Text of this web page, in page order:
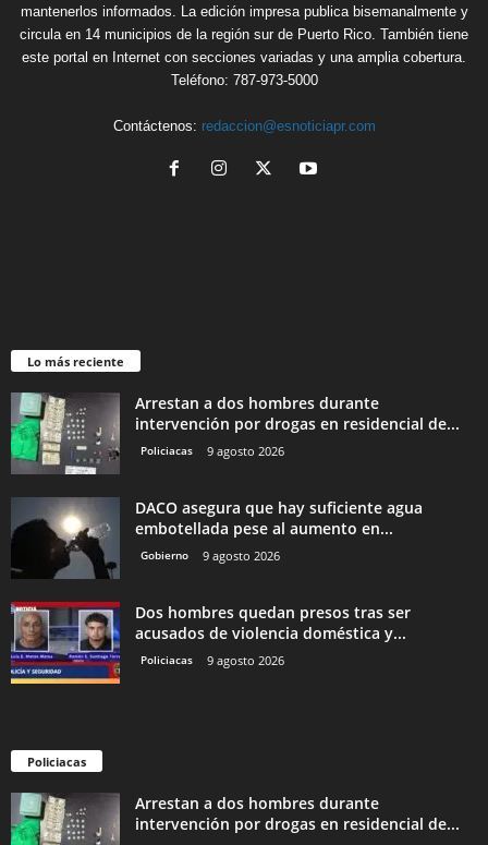
mantenerlos informados. La edición impresa publica bisemanalmente y
circula en 14 municipios de la región sur de Puerto Rico. También tiene
este portal en Internet con secciones variadas y una amplia cobertura.
Teléfono: 787-973-5000
Contáctenos: redaccion@esnoticiapr.com
Lo más reciente
Arrestan a dos hombres durante
intervención por drogas en residencial de...
Policiacas 9 agosto 2026
DACO asegura que hay suficiente agua
embotellada pese al aumento en...
Gobierno 9 agosto 2026
Dos hombres quedan presos tras ser
acusados de violencia doméstica y...
Policiacas 9 agosto 2026
Policiacas
Arrestan a dos hombres durante
intervención por drogas en residencial de...